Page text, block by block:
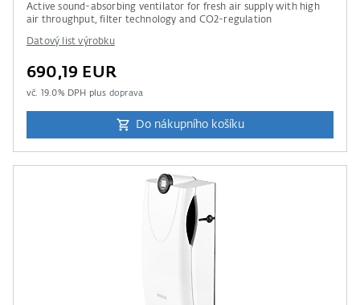
Active sound-absorbing ventilator for fresh air supply with high
air throughput, filter technology and CO2-regulation
Datový list výrobku
690,19 EUR
vč. 19.0% DPH plus doprava
Do nákupního košíku